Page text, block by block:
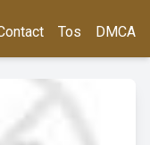
Tos DMCA